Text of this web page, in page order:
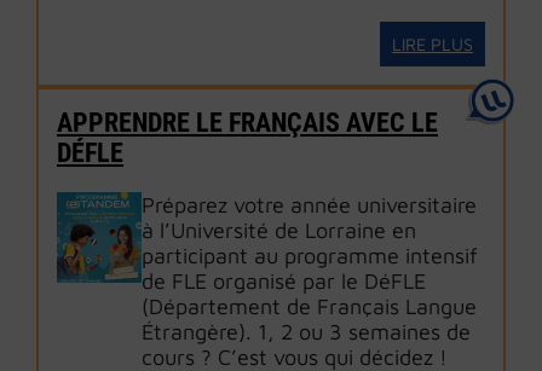
LIRE PLUS
APPRENDRE LE FRANÇAIS AVEC LE
DÉFLE
Préparez votre année universitaire
à l’Université de Lorraine en
participant au programme intensif
de FLE organisé par le DéFLE
(Département de Français Langue
Étrangère). 1, 2 ou 3 semaines de
cours ? C’est vous qui décidez !